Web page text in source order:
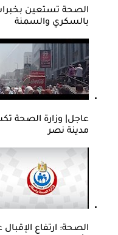
الصحة تستعين
بالسكري والسمنة
عاجل| وزارة الصحة
مدينة نصر